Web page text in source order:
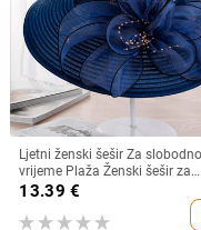
Ljetni ženski šešir Za slobodno
vrijeme Plaža Ženski šešir za
sunčanje Elegantni šešir
oboda Svileni šešir s kantom s
cvijetom Ležerna kapa Ženska
13.39 €